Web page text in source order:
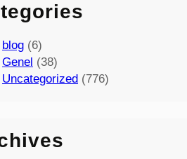
blog (6)
Genel (38)
Uncategorized (776)